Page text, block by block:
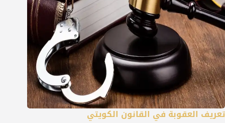
تعريف العقوبة في القانون الكويتي